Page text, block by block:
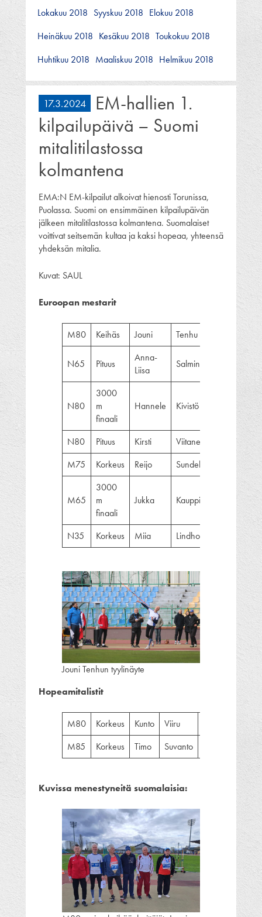
Lokakuu 2018 Syyskuu 2018 Elokuu 2018
Heinäkuu 2018 Kesäkuu 2018 Toukokuu 2018
Huhtikuu 2018 Maaliskuu 2018 Helmikuu 2018
17.3.2024
EM-hallien 1.
kilpailupäivä – Suomi
mitalitilastossa
kolmantena
EMA:N EM-kilpailut alkoivat hienosti Torunissa,
Puolassa. Suomi on ensimmäinen kilpailupäivän
jälkeen mitalitilastossa kolmantena. Suomalaiset
voittivat seitsemän kultaa ja kaksi hopeaa, yhteensä
yhdeksän mitalia.
Kuvat: SAUL
Euroopan mestarit
M80 Keihäs Jouni Tenhu
N65 Pituus
Anna-
Liisa
Salminen
N80
3000
m
finaali
Hannele Kivistö 18.17,21
N80 Pituus Kirsti Viitanen
M75
Korkeus Reijo Sundell
M65
3000
m
finaali
Jukka Kauppila
N35 Korkeus Miia Lindholm
Jouni Tenhun tyylinäyte
Hopeamitalistit
M80 Korkeus Kunto Viiru
M85
Korkeus Timo Suvanto
Kuvissa menestyneitä suomalaisia: